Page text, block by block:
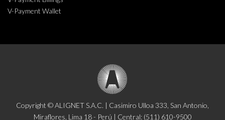
V-Payment Wallet
Copyright © ALIGNET S.A.C. | Casimiro Ulloa 333, San Antonio,
Miraflores, Lima 18 - Perú | Central: (511) 610-9500